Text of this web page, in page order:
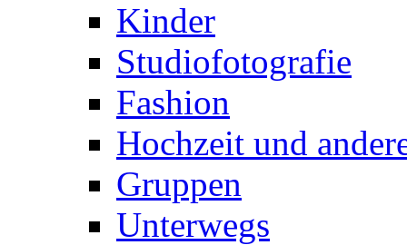
Kinder
Studiofotografie
Fashion
Hochzeit und
Gruppen
Unterwegs